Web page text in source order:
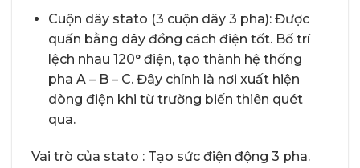
Cuộn dây stato (3 cuộn dây 3 pha): Được
quấn bằng dây đồng cách điện tốt. Bố trí
lệch nhau 120° điện, tạo thành hệ thống
pha A – B – C. Đây chính là nơi xuất hiện
dòng điện khi từ trường biến thiên quét
qua.
Vai trò của stato : Tạo sức điện động 3 pha.